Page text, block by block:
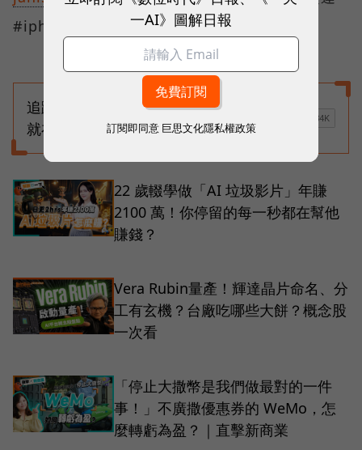
#iphone #android #解數一下
追蹤更多《數位時代》影音新聞
就在
22 歲輟學做「AI 垃圾影片」年賺
2100 萬！你停留的每一秒都在幫他
賺錢？
Vera Rubin量產！輝達晶片命名、分
工有玄機？台廠吃哪些大餅？概念股
一次看
「停止大撒幣是我們做最對的一件
事！」不廣撒優惠券的 WeMo，怎
麼轉虧為盈？｜直擊新商業
一AI》圖解日報
訂閱即同意 巨思文化隱私權政策